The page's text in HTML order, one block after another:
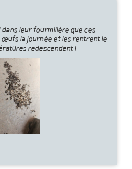
leur fourmilière que ces
la journée et les rentrent le
redescendent !